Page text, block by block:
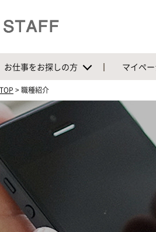
お仕事をお探しの方 マイペー
> 職種紹介